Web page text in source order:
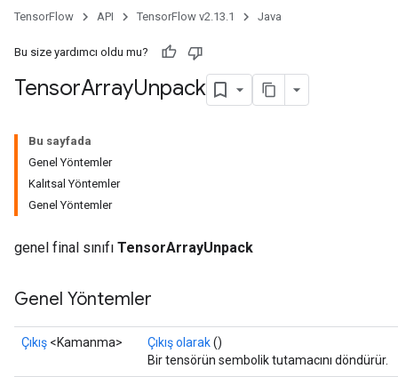
TensorFlow API TensorFlow v2.13.1 Java
Bu size yardımcı oldu mu?
TensorArrayUnpack
Bu sayfada
Genel Yöntemler
Kalıtsal Yöntemler
Genel Yöntemler
genel final sınıfı TensorArrayUnpack
Genel Yöntemler
Çıkış <Kamanma> Çıkış olarak()
Bir tensörün sembolik tutamacını döndürür.